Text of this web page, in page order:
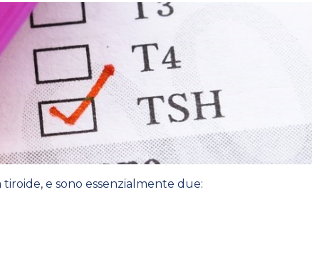
e sono essenzialmente due: